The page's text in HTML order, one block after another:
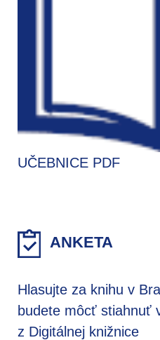
UČEBNICE PDF
ANKETA
Hlasujte za knihu v
budete môcť stiahnuť
z Digitálnej knižnice